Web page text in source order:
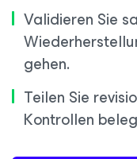
Validieren Sie
gehen.
Teilen Sie
Kontrollen